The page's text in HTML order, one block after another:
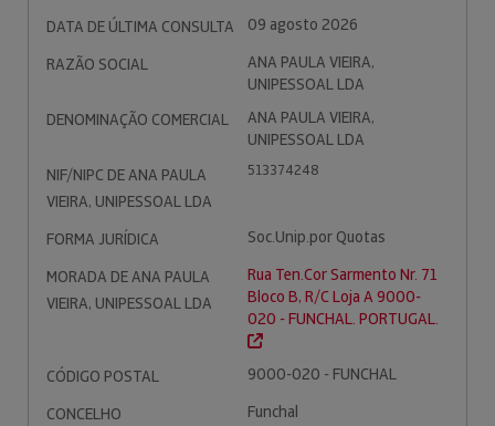
DATA DE ÚLTIMA CONSULTA
09 agosto 2026
RAZÃO SOCIAL
ANA PAULA VIEIRA,
UNIPESSOAL LDA
DENOMINAÇÃO COMERCIAL
ANA PAULA VIEIRA,
UNIPESSOAL LDA
NIF/NIPC DE ANA PAULA
VIEIRA, UNIPESSOAL LDA
513374248
FORMA JURÍDICA
Soc.Unip.por Quotas
MORADA DE ANA PAULA
VIEIRA, UNIPESSOAL LDA
Rua Ten.Cor Sarmento Nr. 71
Bloco B, R/C Loja A 9000-
020 - FUNCHAL. PORTUGAL.
CÓDIGO POSTAL
9000-020 - FUNCHAL
CONCELHO
Funchal